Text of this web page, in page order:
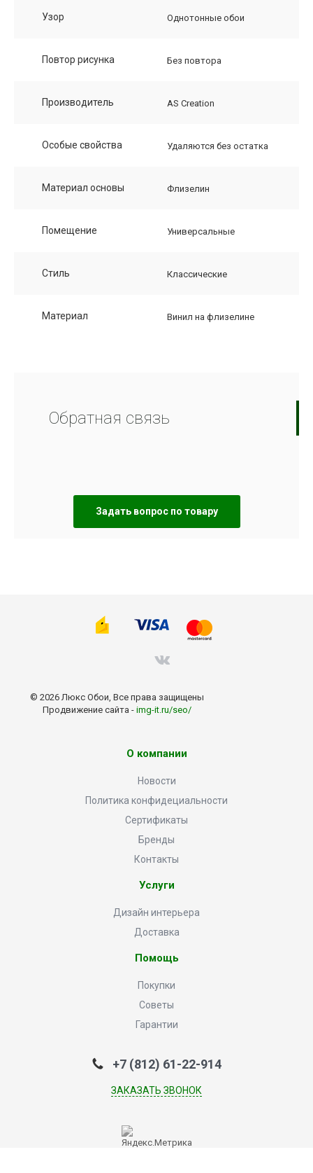
Узор Однотонные обои
Повтор рисунка Без повтора
Производитель AS Creation
Особые свойства Удаляются без остатка
Материал основы Флизелин
Помещение Универсальные
Стиль Классические
Материал Винил на флизелине
Обратная связь
Задать вопрос по товару
© 2026 Люкс Обои, Все права защищены
Продвижение сайта - img-it.ru/seo/
О компании
Новости
Политика конфидециальности
Сертификаты
Бренды
Контакты
Услуги
Дизайн интерьера
Доставка
Помощь
Покупки
Советы
Гарантии
+7 (812) 61-22-914
ЗАКАЗАТЬ ЗВОНОК